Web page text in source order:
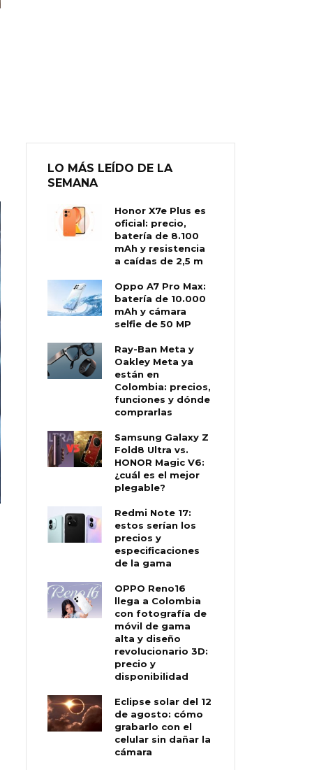
LO MÁS LEÍDO DE LA
SEMANA
Honor X7e Plus es
oficial: precio,
batería de 8.100
mAh y resistencia
a caídas de 2,5 m
Oppo A7 Pro Max:
batería de 10.000
mAh y cámara
selfie de 50 MP
Ray-Ban Meta y
Oakley Meta ya
están en
Colombia: precios,
funciones y dónde
comprarlas
Samsung Galaxy Z
Fold8 Ultra vs.
HONOR Magic V6:
¿cuál es el mejor
plegable?
Redmi Note 17:
estos serían los
precios y
especificaciones
de la gama
OPPO Reno16
llega a Colombia
con fotografía de
móvil de gama
alta y diseño
revolucionario 3D:
precio y
disponibilidad
Eclipse solar del 12
de agosto: cómo
grabarlo con el
celular sin dañar la
cámara